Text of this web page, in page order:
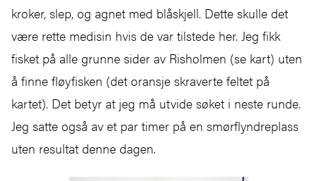
kroker, slep, og agnet med blåskjell. Dette skulle det
være rette medisin hvis de var tilstede her. Jeg fikk
fisket på alle grunne sider av Risholmen (se kart) uten
å finne fløyfisken (det oransje skraverte feltet på
kartet). Det betyr at jeg må utvide søket i neste runde.
Jeg satte også av et par timer på en smørflyndreplass
uten resultat denne dagen.